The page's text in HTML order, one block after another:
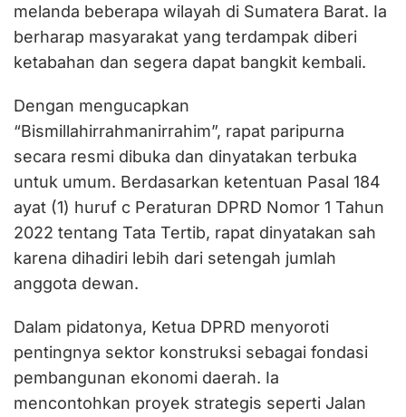
melanda beberapa wilayah di Sumatera Barat. Ia
berharap masyarakat yang terdampak diberi
ketabahan dan segera dapat bangkit kembali.
Dengan mengucapkan
“Bismillahirrahmanirrahim”, rapat paripurna
secara resmi dibuka dan dinyatakan terbuka
untuk umum. Berdasarkan ketentuan Pasal 184
ayat (1) huruf c Peraturan DPRD Nomor 1 Tahun
2022 tentang Tata Tertib, rapat dinyatakan sah
karena dihadiri lebih dari setengah jumlah
anggota dewan.
Dalam pidatonya, Ketua DPRD menyoroti
pentingnya sektor konstruksi sebagai fondasi
pembangunan ekonomi daerah. Ia
mencontohkan proyek strategis seperti Jalan